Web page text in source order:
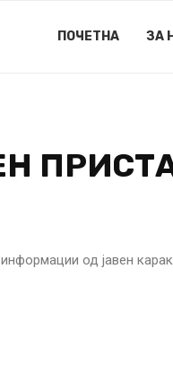
ПОЧЕТНА ЗА
од јавен